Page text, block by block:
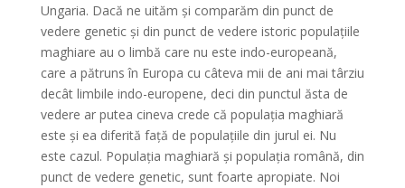
Ungaria. Dacă ne uităm și comparăm din punct de
vedere genetic și din punct de vedere istoric populațiile
maghiare au o limbă care nu este indo-europeană,
care a pătruns în Europa cu câteva mii de ani mai târziu
decât limbile indo-europene, deci din punctul ăsta de
vedere ar putea cineva crede că populația maghiară
este și ea diferită față de populațiile din jurul ei. Nu
este cazul. Populația maghiară și populația română, din
punct de vedere genetic, sunt foarte apropiate. Noi